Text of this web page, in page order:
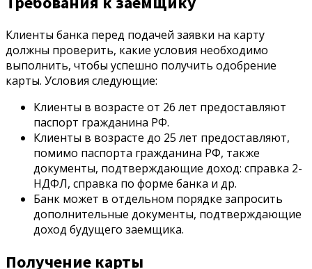
Клиенты банка перед подачей заявки на карту
должны проверить, какие условия необходимо
выполнить, чтобы успешно получить одобрение
карты. Условия следующие:
Клиенты в возрасте от 26 лет предоставляют
паспорт гражданина РФ.
Клиенты в возрасте до 25 лет предоставляют,
помимо паспорта гражданина РФ, также
документы, подтверждающие доход: справка 2-
НДФЛ, справка по форме банка и др.
Банк может в отдельном порядке запросить
дополнительные документы, подтверждающие
доход будущего заемщика.
Получение карты